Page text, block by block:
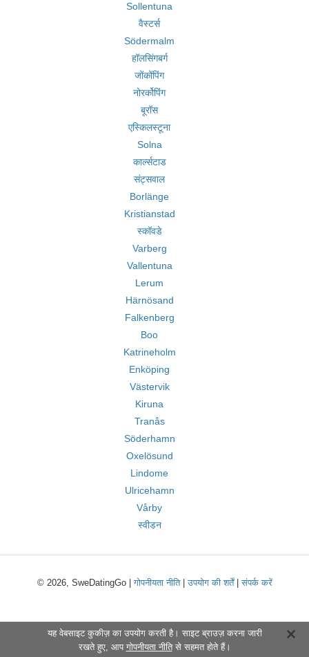
Sollentuna
वैस्टर्स
Södermalm
हॉलसिंगबर्ग
जोंकोंपिंग
नोरर्कोपिंग
बूरॉस
एस्किलस्टूना
Solna
कार्ल्सटाड
संट्सवाल
Borlänge
Kristianstad
स्कॉवडे
Varberg
Vallentuna
Lerum
Härnösand
Falkenberg
Boo
Katrineholm
Enköping
Västervik
Kiruna
Tranås
Söderhamn
Oxelösund
Lindome
Ulricehamn
Vårby
स्वीडन
© 2026, SweDatingGo |गोपनीयता नीति|उपयोग की शर्तें|संपर्क करें
यह वेबसाइट कुकीज़ का उपयोग करती है। साइट ब्राउज़ करना जारी
रखते हुए, आप गोपनीयता नीतिसे सहमत होते हैं।